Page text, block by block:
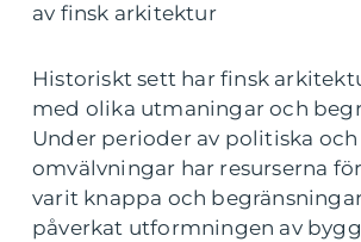
av finsk arkitektur
Historiskt sett har finsk
med olika utmaningar och
Under perioder av politiska
omvälvningar har resurserna
varit knappa och
påverkat utformningen av